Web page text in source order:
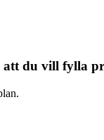
du vill fylla